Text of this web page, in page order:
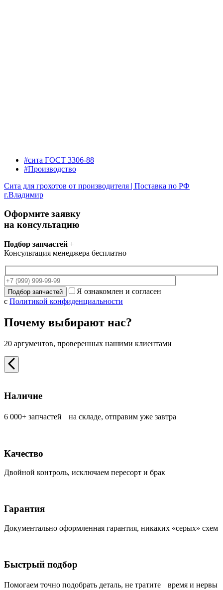
#сита ГОСТ 3306-88
#Производство
Сита для грохотов от производителя | Поставка по РФ
г.Владимир
Оформите заявку
на консультацию
Подбор запчастей +
Консультация менеджера бесплатно
Я ознакомлен и согласен
с Политикой конфиденциальности
Почему выбирают нас?
20 аргументов, проверенных нашими клиентами
Наличие
6 000+ запчастей на складе, отправим уже завтра
Качество
Двойной контроль, исключаем пересорт и брак
Гарантия
Документально оформленная гарантия, никаких «серых» схем
Быстрый подбор
Помогаем точно подобрать деталь, не тратите время и нервы